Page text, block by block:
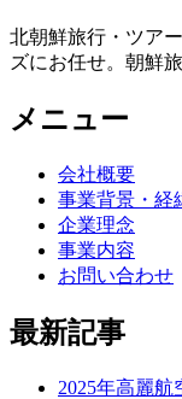
北朝鮮旅行・ツア
ズにお任せ。朝鮮
メニュー
会社概要
事業背景・経
企業理念
事業内容
お問い合わせ
最新記事
2025年高麗航